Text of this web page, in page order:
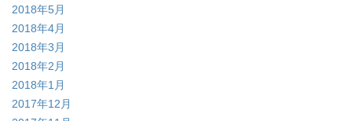
2018年5月
2018年4月
2018年3月
2018年2月
2018年1月
2017年12月